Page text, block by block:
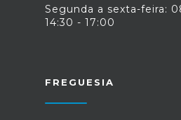
sócio-
Segunda a sexta-feira:
14:30 - 17:00
FREGUESIA